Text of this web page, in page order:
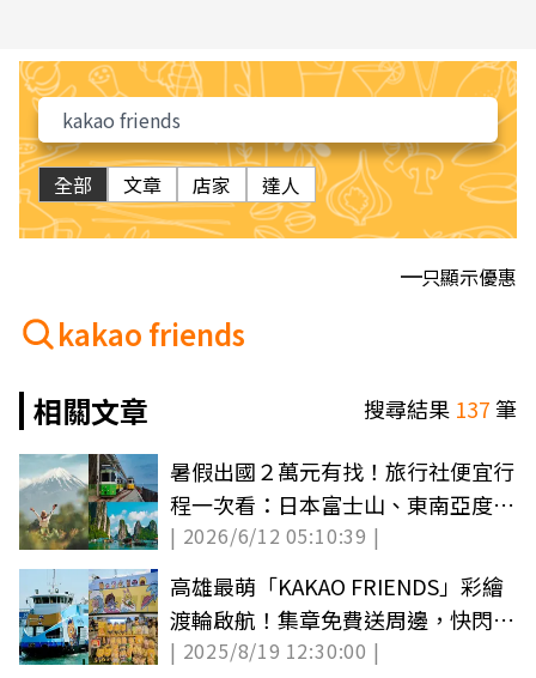
全部 文章 店家 達人
只顯示優惠
kakao friends
相關文章
搜尋結果 137筆
暑假出國２萬元有找！旅行社便宜行
程一次看：日本富士山、東南亞度假
免３萬
| 2026/6/12 05:10:39 |
高雄最萌「KAKAO FRIENDS」彩繪
渡輪啟航！集章免費送周邊，快閃
店、航班公開
| 2025/8/19 12:30:00 |